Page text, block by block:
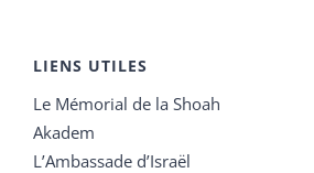
LIENS UTILES
Le Mémorial de la Shoah
Akadem
L’Ambassade d’Israël